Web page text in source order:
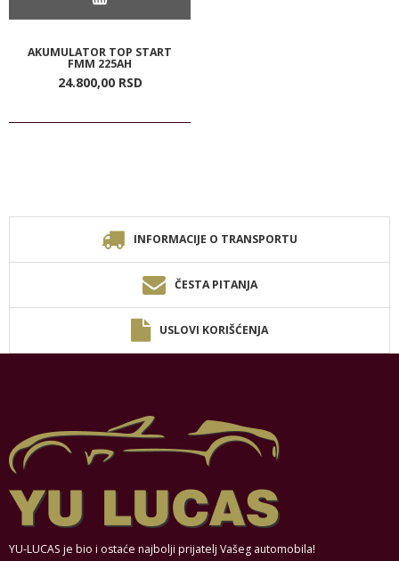
AKUMULATOR TOP START
FMM 225AH
24.800,00 RSD
INFORMACIJE O TRANSPORTU
ČESTA PITANJA
USLOVI KORIŠĆENJA
YU-LUCAS je bio i ostaće najbolji prijatelj Vašeg automobila!